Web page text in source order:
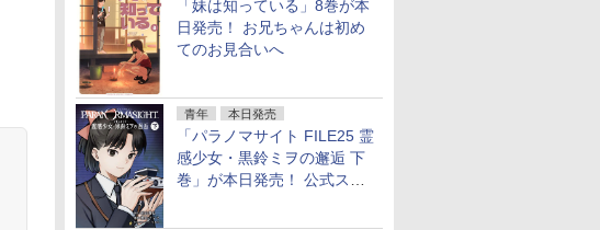
「妹は知っている」8巻が本
日発売！ お兄ちゃんは初め
てのお見合いへ
青年 本日発売
「パラノマサイト FILE25 霊
感少女・黒鈴ミヲの邂逅 下
巻」が本日発売！ 公式スピ